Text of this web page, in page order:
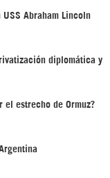
USS Abraham Lincoln
diplomática y
el estrecho de Ormuz?